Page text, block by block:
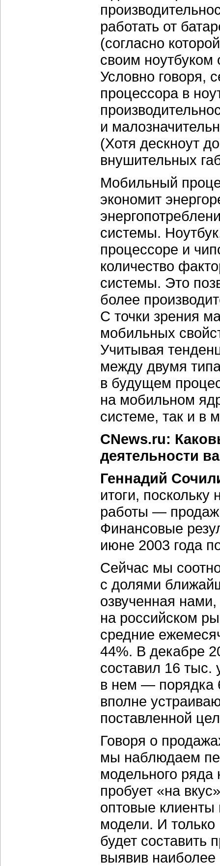
работать от
(согласно
своим ноутбуком
Условно говоря,
процессора в
и
(Хотя дескноут
внушительных
Мобильный
экономит
системы.
процессоре и
количество
системы. Это
более
С точки зрения
мобильных
Учитывая
между двумя
в будущем
на мобильном
системе, так и в
CNews.ru:
деятельности
Геннадий
итоги,
работы —
Финансовые
июне 2003 года
Сейчас мы
с долями
озвученная
на российском
средние
44%. В декабре
составил 16 тыс.
в нем — порядка
вполне
поставленной
Говоря о
мы наблюдаем
модельного ряда
пробует «на
оптовые
модели. И
будет составить
выявив